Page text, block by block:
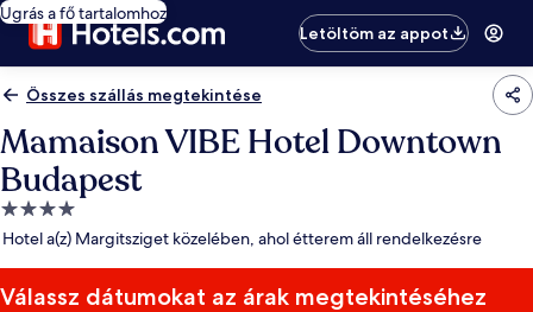
Ugrás a fő tartalomhoz
Letöltöm az appot
Összes szállás megtekintése
Mamaison VIBE Hotel Downtown
Budapest
4.0
csillagos
Hotel a(z) Margitsziget közelében, ahol étterem áll rendelkezésre
Válassz dátumokat az árak megtekintéséhez